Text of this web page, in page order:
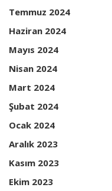
Temmuz 2024
Haziran 2024
Mayıs 2024
Nisan 2024
Mart 2024
Şubat 2024
Ocak 2024
Aralık 2023
Kasım 2023
Ekim 2023